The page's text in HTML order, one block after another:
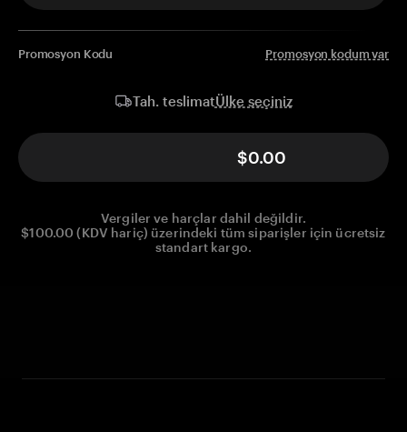
Promosyon Kodu Promosyon kodum var
Tah. teslimatÜlke seçiniz
$0.00
Vergiler ve harçlar dahil değildir.
$100.00 (KDV hariç) üzerindeki tüm siparişler için ücretsiz
standart kargo.